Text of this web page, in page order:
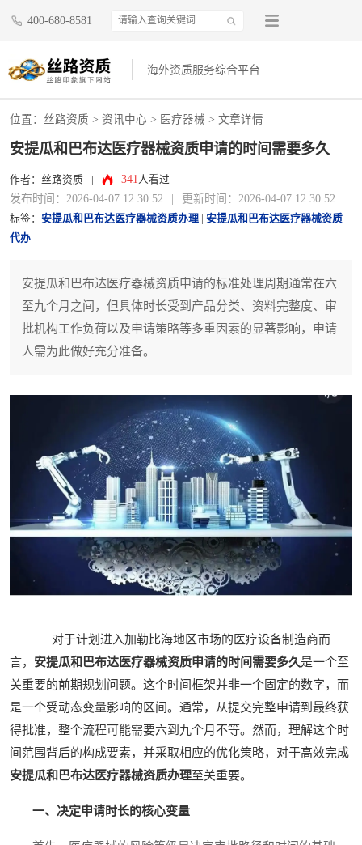
400-680-8581
海外资质服务综合平台
位置： 丝路资质 > 资讯中心 > 医疗器械 > 文章详情
安提瓜和巴布达医疗器械资质申请的时间需要多久
作者：丝路资质 341人看过
发布时间：2026-04-07 12:30:52 更新时间：2026-04-07 12:30:52
标签： 安提瓜和巴布达医疗器械资质办理
安提瓜和巴布达医疗器械资质
代办
安提瓜和巴布达医疗器械资质申请的标准处理周期通常在六
至九个月之间，但具体时长受到产品分类、资料完整度、审
批机构工作负荷以及申请策略等多重因素的显著影响，申请
人需为此做好充分准备。
对于计划进入加勒比海地区市场的医疗设备制造商而
言， 安提瓜和巴布达医疗器械资质申请的时间需要多久是一个至
关重要的前期规划问题。这个时间框架并非一个固定的数字，而
是一个受动态变量影响的区间。通常，从提交完整申请到最终获
得批准，整个流程可能需要六到九个月不等。然而，理解这个时
间范围背后的构成要素，并采取相应的优化策略，对于高效完成
安提瓜和巴布达医疗器械资质办理至关重要。
一、决定申请时长的核心变量